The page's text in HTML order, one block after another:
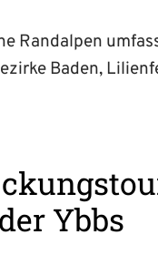
Randalpen
Baden,
Ybbs